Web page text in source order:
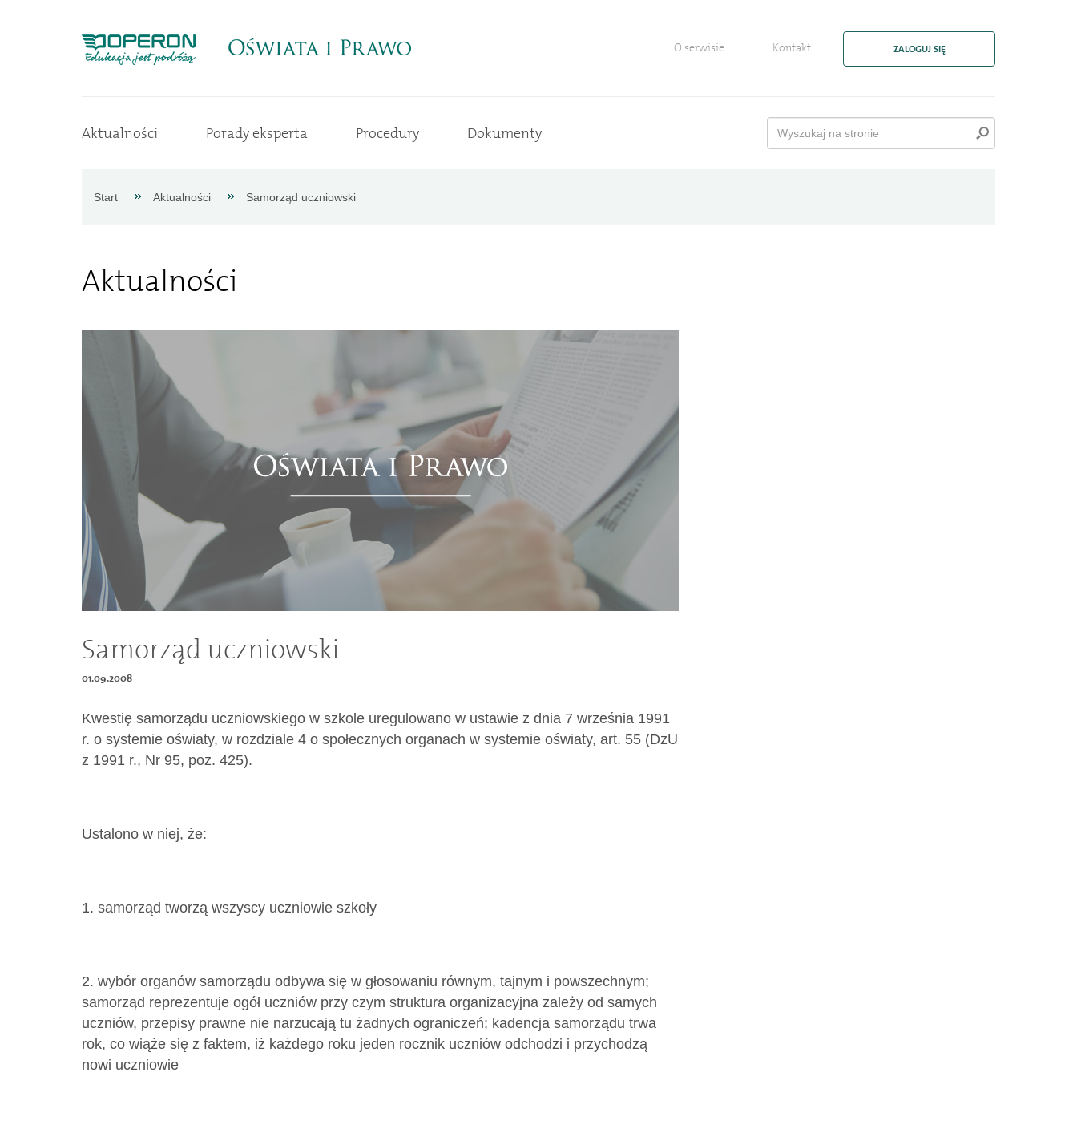
Aktualności
Procedury
O serwisie Kontakt ZALOGUJ SIĘ
Aktualności Porady eksperta Procedury Dokumenty
Start Aktualności Samorząd uczniowski
Aktualności
Samorząd uczniowski
01.09.2008
Kwestię samorządu uczniowskiego w szkole uregulowano w ustawie z dnia 7 września 1991
r. o systemie oświaty, w rozdziale 4 o społecznych organach w systemie oświaty, art. 55 (DzU
z 1991 r., Nr 95, poz. 425).
Ustalono w niej, że:
1. samorząd tworzą wszyscy uczniowie szkoły
2. wybór organów samorządu odbywa się w głosowaniu równym, tajnym i powszechnym;
samorząd reprezentuje ogół uczniów przy czym struktura organizacyjna zależy od samych
uczniów, przepisy prawne nie narzucają tu żadnych ograniczeń; kadencja samorządu trwa
rok, co wiąże się z faktem, iż każdego roku jeden rocznik uczniów odchodzi i przychodzą
nowi uczniowie